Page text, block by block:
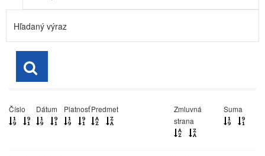
Číslo Dátum PlatnosťPredmet
Zmluvná
strana
Suma